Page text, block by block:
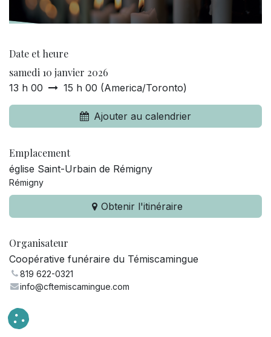
Date et heure
samedi 10 janvier 2026
13 h 00 15 h 00 (America/Toronto)
Ajouter au calendrier
Emplacement
église Saint-Urbain de Rémigny
Rémigny
Obtenir l'itinéraire
Organisateur
Coopérative funéraire du Témiscamingue
819 622-0321
info@cftemiscamingue.com